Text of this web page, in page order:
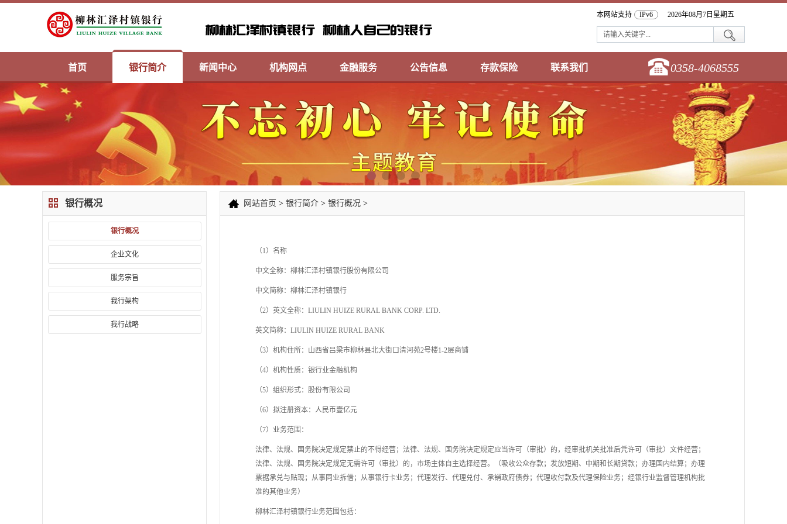
本网站支持 IPv6 2026年08月7日星期五
首页 银行简介 新闻中心 机构网点 金融服务 公告信息 存款保险 联系我们 0358-4068555
银行概况
银行概况
企业文化
服务宗旨
我行架构
我行战略
网站首页 > 银行简介 > 银行概况 >
（1）名称
中文全称：柳林汇泽村镇银行股份有限公司
中文简称：柳林汇泽村镇银行
（2）英文全称：LIULIN HUIZE RURAL BANK CORP. LTD.
英文简称：LIULIN HUIZE RURAL BANK
（3）机构住所：山西省吕梁市柳林县北大街口清河苑2号楼1-2层商铺
（4）机构性质：银行业金融机构
（5）组织形式：股份有限公司
（6）拟注册资本：人民币壹亿元
（7）业务范围：
法律、法规、国务院决定规定禁止的不得经营；法律、法规、国务院决定规定应当许可（审批）的，经审批机关批准后凭许可（审批）文件经营；
法律、法规、国务院决定规定无需许可（审批）的，市场主体自主选择经营。（吸收公众存款；发放短期、中期和长期贷款；办理国内结算；办理
票据承兑与贴现；从事同业拆借；从事银行卡业务；代理发行、代理兑付、承销政府债券；代理收付款及代理保险业务；经银行业监督管理机构批
准的其他业务）
柳林汇泽村镇银行业务范围包括：